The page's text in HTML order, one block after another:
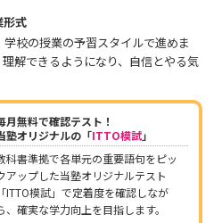
形式
校の授業の予習スタイルで進めま
解できるようになり、自信とやる気
月無料で確認テスト！
塾オリジナルの「ITTO模試」
科書準拠で各単元の重要語句をピッ
アップした当塾オリジナルテスト
「ITTO模試」で定着度を確認しなが
、確実な学力向上を目指します。